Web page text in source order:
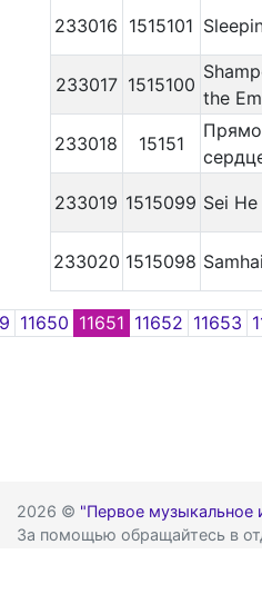
233016 1515101
233017 1515100
the
233018 15151
233019 1515099 Sei He
233020 1515098
11650 11651 11652 11653
2026 © "Первое музыкальное
За помощью обращайтесь в